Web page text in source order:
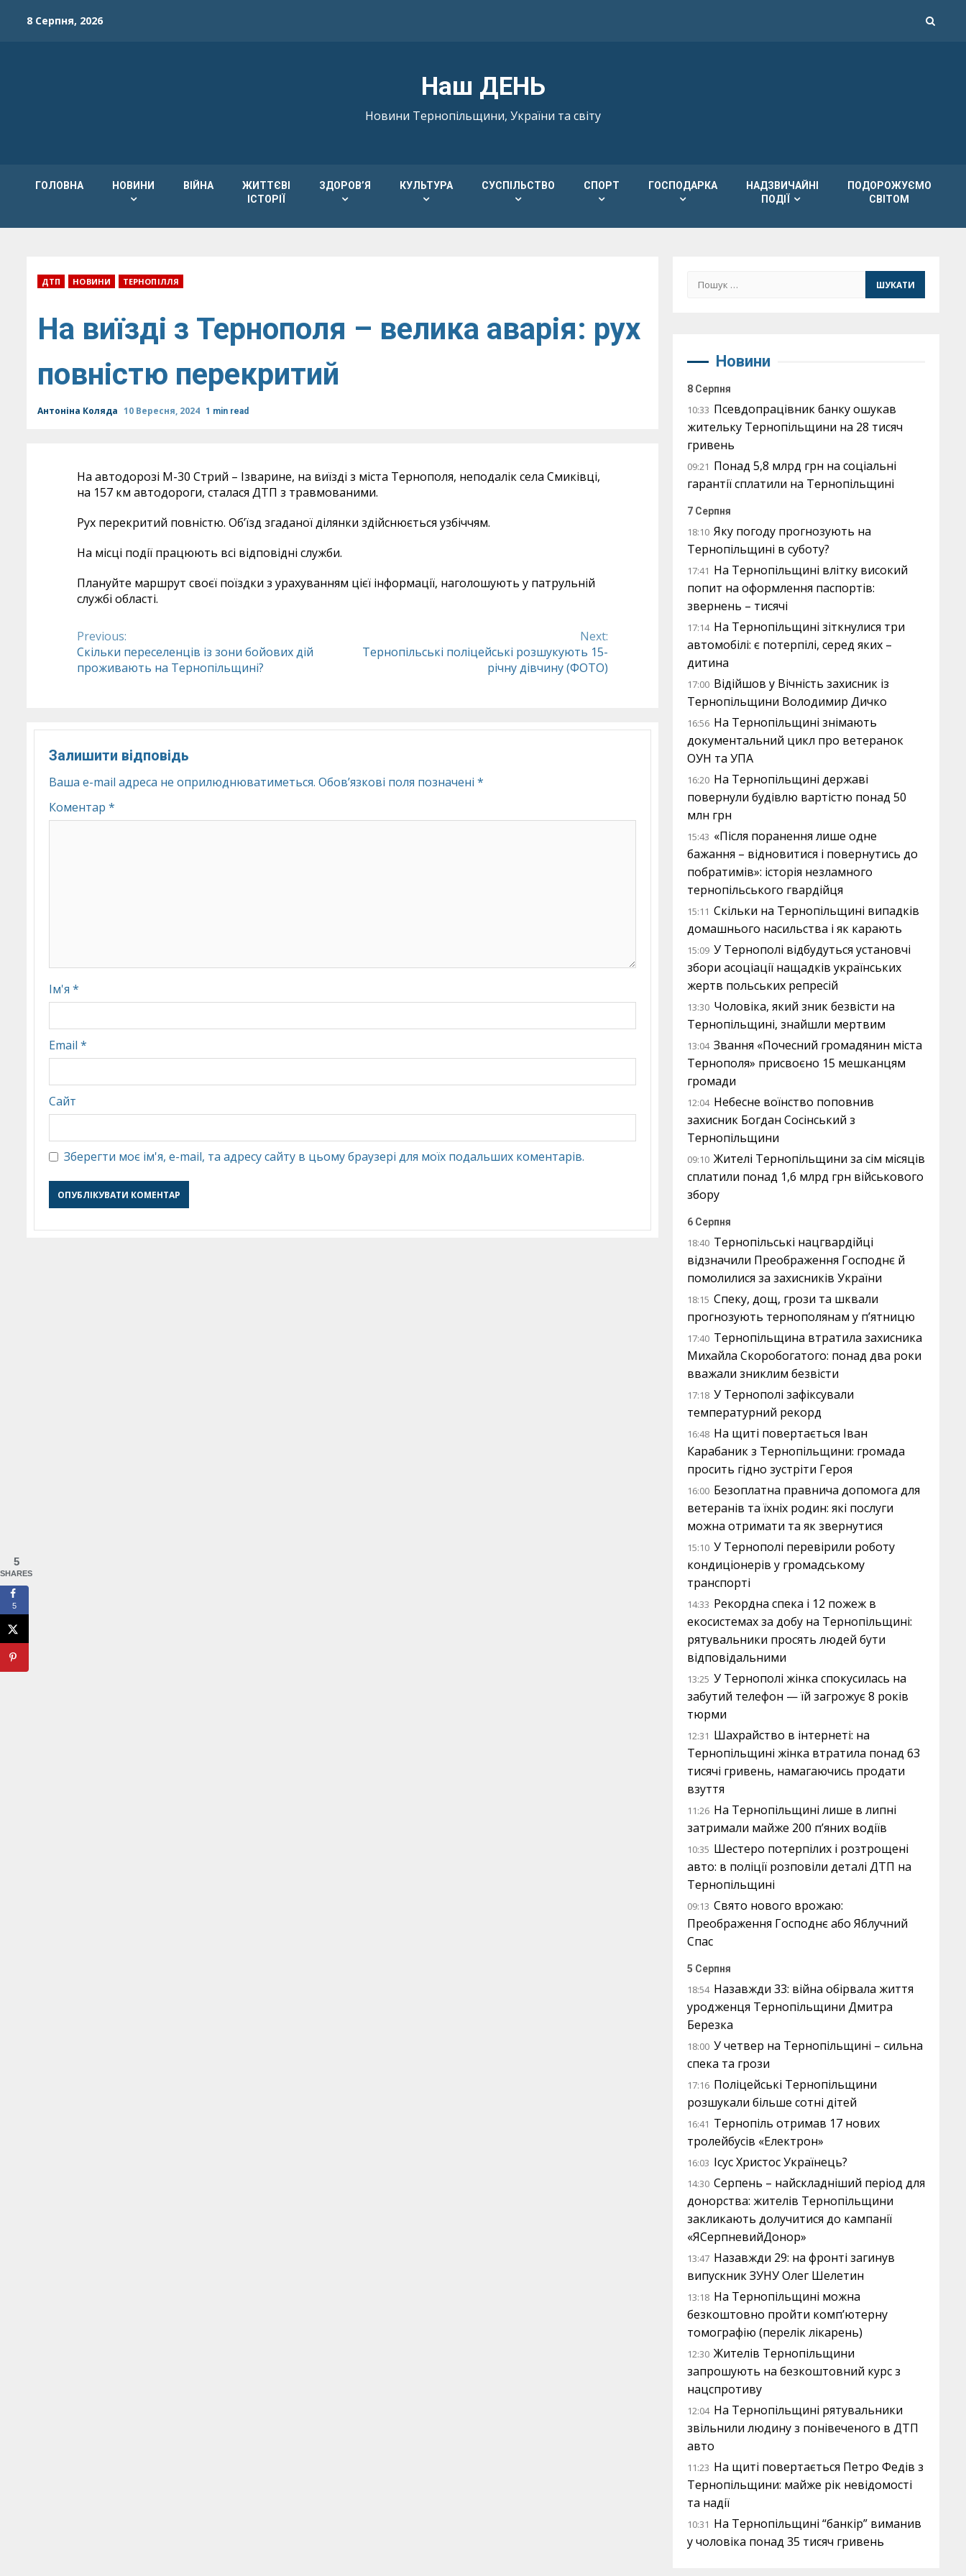
8 Серпня, 2026
Наш ДЕНЬ
Новини Тернопільщини, України та світу
ГОЛОВНА НОВИНИ ВІЙНА
ЖИТТЄВІ
ІСТОРІЇ
ЗДОРОВ’Я КУЛЬТУРА СУСПІЛЬСТВО СПОРТ ГОСПОДАРКА
НАДЗВИЧАЙНІ
ПОДІЇ
ПОДОРОЖУЄМО
СВІТОМ
ДТП НОВИНИ ТЕРНОПІЛЛЯ
На виїзді з Тернополя – велика аварія: рух
повністю перекритий
Антоніна Коляда 10 Вересня, 2024 1 min read
На автодорозі М-30 Стрий – Ізварине, на виїзді з міста Тернополя, неподалік села Смиківці,
на 157 км автодороги, сталася ДТП з травмованими.
Рух перекритий повністю. Обʼїзд згаданої ділянки здійснюється узбіччям.
На місці події працюють всі відповідні служби.
Плануйте маршрут своєї поїздки з урахуванням цієї інформації, наголошують у патрульній
службі області.
Continue
Reading
Previous:
Скільки переселенців із зони бойових дій
проживають на Тернопільщині?
Next:
Тернопільські поліцейські розшукують 15-
річну дівчину (ФОТО)
Залишити відповідь
Ваша e-mail адреса не оприлюднюватиметься. Обов’язкові поля позначені *
Коментар *
Ім'я *
Email *
Сайт
Зберегти моє ім'я, e-mail, та адресу сайту в цьому браузері для моїх подальших коментарів.
Пошук:
Новини
8 Серпня
10:33 Псевдопрацівник банку ошукав
жительку Тернопільщини на 28 тисяч
гривень
09:21 Понад 5,8 млрд грн на соціальні
гарантії сплатили на Тернопільщині
7 Серпня
18:10 Яку погоду прогнозують на
Тернопільщині в суботу?
17:41 На Тернопільщині влітку високий
попит на оформлення паспортів:
звернень – тисячі
17:14 На Тернопільщині зіткнулися три
автомобілі: є потерпілі, серед яких –
дитина
17:00 Відійшов у Вічність захисник із
Тернопільщини Володимир Дичко
16:56 На Тернопільщині знімають
документальний цикл про ветеранок
ОУН та УПА
16:20 На Тернопільщині державі
повернули будівлю вартістю понад 50
млн грн
15:43 «Після поранення лише одне
бажання – відновитися і повернутись до
побратимів»: історія незламного
тернопільського гвардійця
15:11 Скільки на Тернопільщині випадків
домашнього насильства і як карають
15:09 У Тернополі відбудуться установчі
збори асоціації нащадків українських
жертв польських репресій
13:30 Чоловіка, який зник безвісти на
Тернопільщині, знайшли мертвим
13:04 Звання «Почесний громадянин міста
Тернополя» присвоєно 15 мешканцям
громади
12:04 Небесне воїнство поповнив
захисник Богдан Сосінський з
Тернопільщини
09:10 Жителі Тернопільщини за сім місяців
сплатили понад 1,6 млрд грн військового
збору
6 Серпня
18:40 Тернопільські нацгвардійці
відзначили Преображення Господнє й
помолилися за захисників України
18:15 Спеку, дощ, грози та шквали
прогнозують тернополянам у п’ятницю
17:40 Тернопільщина втратила захисника
Михайла Скоробогатого: понад два роки
вважали зниклим безвісти
17:18 У Тернополі зафіксували
температурний рекорд
16:48 На щиті повертається Іван
Карабаник з Тернопільщини: громада
просить гідно зустріти Героя
16:00 Безоплатна правнича допомога для
ветеранів та їхніх родин: які послуги
можна отримати та як звернутися
15:10 У Тернополі перевірили роботу
кондиціонерів у громадському
транспорті
14:33 Рекордна спека і 12 пожеж в
екосистемах за добу на Тернопільщині:
рятувальники просять людей бути
відповідальними
13:25 У Тернополі жінка спокусилась на
забутий телефон — їй загрожує 8 років
тюрми
12:31 Шахрайство в інтернеті: на
Тернопільщині жінка втратила понад 63
тисячі гривень, намагаючись продати
взуття
11:26 На Тернопільщині лише в липні
затримали майже 200 п’яних водіїв
10:35 Шестеро потерпілих і розтрощені
авто: в поліції розповіли деталі ДТП на
Тернопільщині
09:13 Свято нового врожаю:
Преображення Господнє або Яблучний
Спас
5 Серпня
18:54 Назавжди 33: війна обірвала життя
уродженця Тернопільщини Дмитра
Березка
18:00 У четвер на Тернопільщині – сильна
спека та грози
17:16 Поліцейські Тернопільщини
розшукали більше сотні дітей
16:41 Тернопіль отримав 17 нових
тролейбусів «Електрон»
16:03 Ісус Христос Українець?
14:30 Серпень – найскладніший період для
донорства: жителів Тернопільщини
закликають долучитися до кампанії
«ЯСерпневийДонор»
13:47 Назавжди 29: на фронті загинув
випускник ЗУНУ Олег Шелетин
13:18 На Тернопільщині можна
безкоштовно пройти комп’ютерну
томографію (перелік лікарень)
12:30 Жителів Тернопільщини
запрошують на безкоштовний курс з
нацспротиву
12:04 На Тернопільщині рятувальники
звільнили людину з понівеченого в ДТП
авто
11:23 На щиті повертається Петро Федів з
Тернопільщини: майже рік невідомості
та надії
10:31 На Тернопільщині “банкір” виманив
у чоловіка понад 35 тисяч гривень
5
SHARES
5